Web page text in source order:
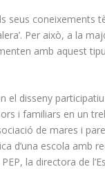
seus coneixements
Per això, a la
amb aquest
el disseny
i familiars en un
de mares i
d’una escola amb
la directora de